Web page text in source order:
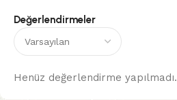
Değerlendirmeler
Henüz değerlendirme yapılmadı.